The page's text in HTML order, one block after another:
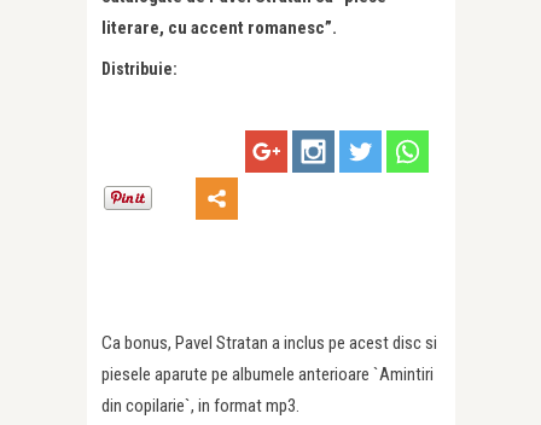
literare, cu accent romanesc”.
Distribuie:
Ca bonus, Pavel Stratan a inclus pe acest disc si
piesele aparute pe albumele anterioare `Amintiri
din copilarie`, in format mp3.